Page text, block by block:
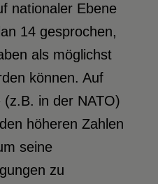
nationaler Ebene
14 gesprochen,
als möglichst
können. Auf
(z.B. in der NATO)
höheren Zahlen
seine
zu